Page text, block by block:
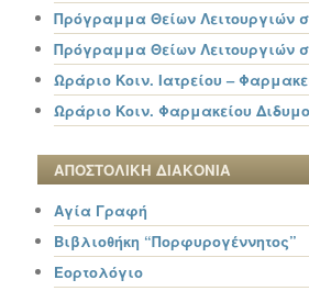
Πρόγραμμα Θείων Λειτουργιών
Πρόγραμμα Θείων Λειτουργιών
Ωράριο Κοιν. Ιατρείου –
Ωράριο Κοιν. Φαρμακείου
ΑΠΟΣΤΟΛΙΚΗ ΔΙΑΚΟΝΙΑ
Αγία Γραφή
Βιβλιοθήκη “Πορφυρογέννητος”
Εορτολόγιο